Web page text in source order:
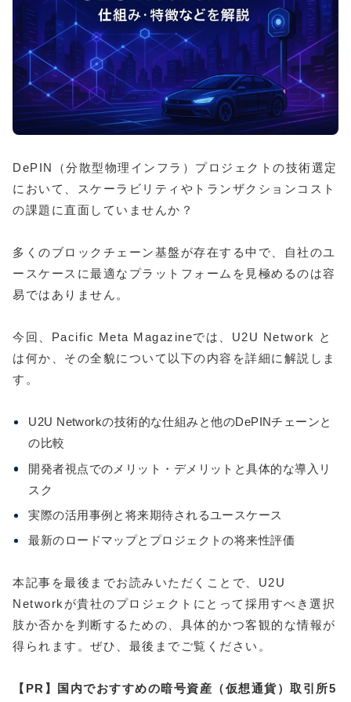
DePIN（分散型物理インフラ）プロジェクトの技術選定
において、スケーラビリティやトランザクションコスト
の課題に直面していませんか？
多くのブロックチェーン基盤が存在する中で、自社のユ
ースケースに最適なプラットフォームを見極めるのは容
易ではありません。
今回、Pacific Meta Magazineでは、U2U Network と
は何か、その全貌について以下の内容を詳細に解説しま
す。
U2U Networkの技術的な仕組みと他のDePINチェーンと
の比較
開発者視点でのメリット・デメリットと具体的な導入リ
スク
実際の活用事例と将来期待されるユースケース
最新のロードマップとプロジェクトの将来性評価
本記事を最後までお読みいただくことで、U2U
Networkが貴社のプロジェクトにとって採用すべき選択
肢か否かを判断するための、具体的かつ客観的な情報が
得られます。ぜひ、最後までご覧ください。
【PR】国内でおすすめの暗号資産（仮想通貨）取引所5